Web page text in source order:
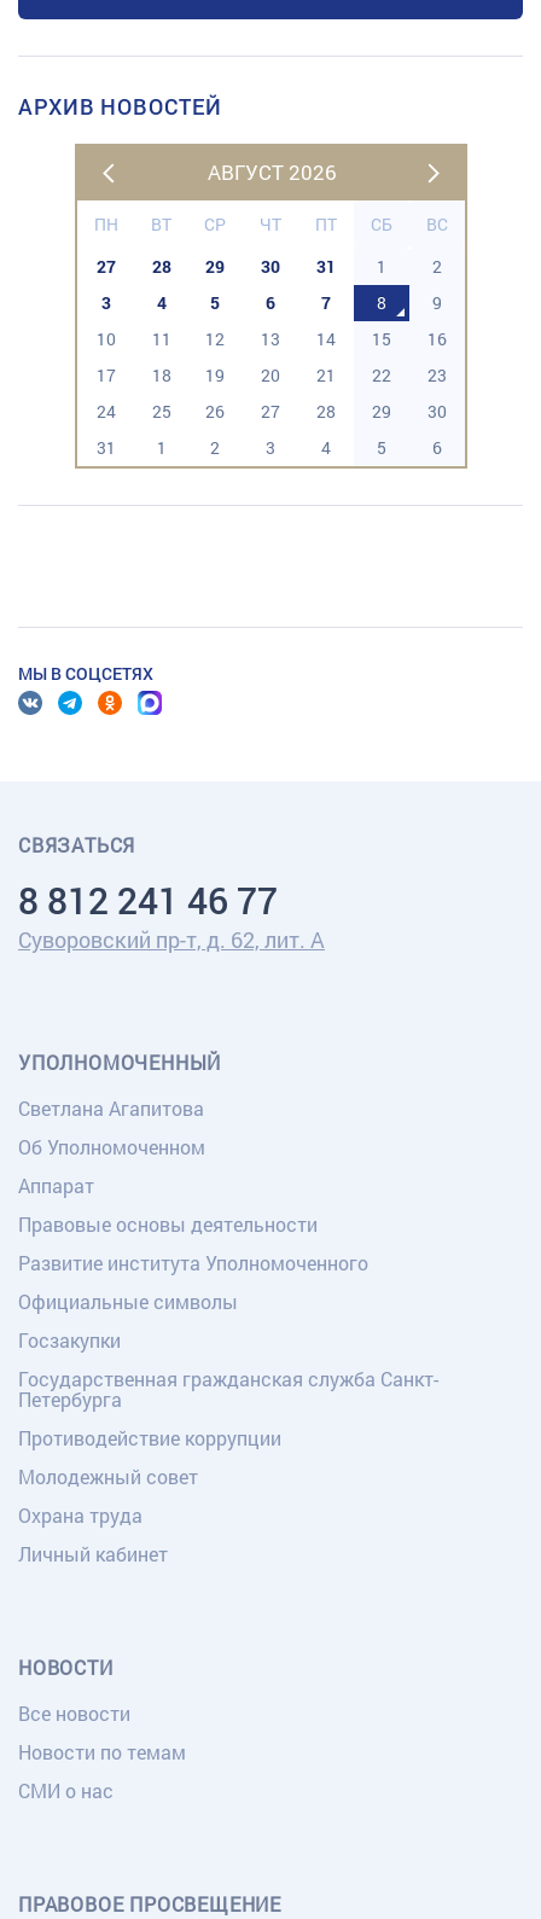
АРХИВ НОВОСТЕЙ
АВГУСТ 2026
ПН ВТ СР ЧТ ПТ СБ
ВС
27
28 29 30 31 1
2
3
4 5 6 7 8
9
10
11 12 13 14 15
16
17
18 19 20 21 22
23
24
25 26 27 28 29
30
31
1 2 3 4 5 6
МЫ В СОЦСЕТЯХ
СВЯЗАТЬСЯ
8 812 241 46 77
Суворовский пр-т, д. 62, лит. А
УПОЛНОМОЧЕННЫЙ
Светлана Агапитова
Об Уполномоченном
Аппарат
Правовые основы деятельности
Развитие института Уполномоченного
Официальные символы
Госзакупки
Государственная гражданская служба Санкт-
Петербурга
Противодействие коррупции
Молодежный совет
Охрана труда
Личный кабинет
НОВОСТИ
Все новости
Новости по темам
СМИ о нас
ПРАВОВОЕ ПРОСВЕЩЕНИЕ